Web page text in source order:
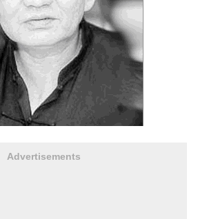
Advertisements